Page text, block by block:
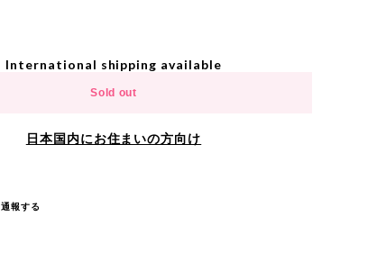
International shipping available
Sold out
日本国内にお住まいの方向け
通報する